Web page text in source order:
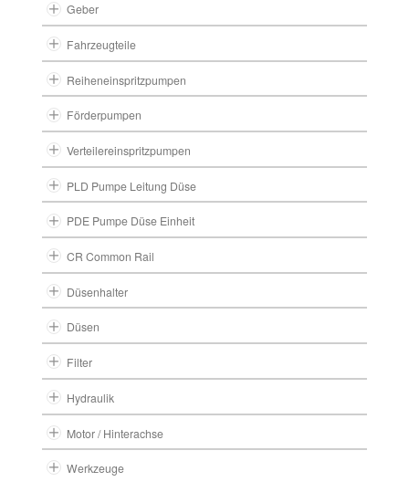
Geber
Fahrzeugteile
Reiheneinspritzpumpen
Förderpumpen
Verteilereinspritzpumpen
PLD Pumpe Leitung Düse
PDE Pumpe Düse Einheit
CR Common Rail
Düsenhalter
Düsen
Filter
Hydraulik
Motor / Hinterachse
Werkzeuge